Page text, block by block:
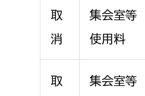
取
消
集会室等
使用料
取 集会室等